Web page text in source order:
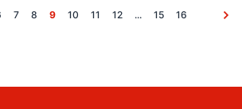
7 8 9 10 11 12 ... 15 16